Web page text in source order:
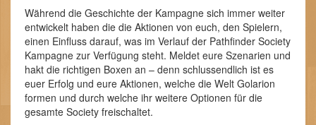
Während die Geschichte der Kampagne sich immer weiter
entwickelt haben die die Aktionen von euch, den Spielern,
einen Einfluss darauf, was im Verlauf der Pathfinder Society
Kampagne zur Verfügung steht. Meldet eure Szenarien und
hakt die richtigen Boxen an – denn schlussendlich ist es
euer Erfolg und eure Aktionen, welche die Welt Golarion
formen und durch welche ihr weitere Optionen für die
gesamte Society freischaltet.